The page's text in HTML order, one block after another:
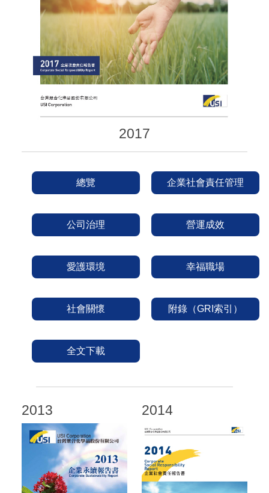
2017
總覽 企業社會責任管理
公司治理 營運成效
愛護環境 幸福職場
社會關懷 附錄（GRI索引）
全文下載
2013 2014